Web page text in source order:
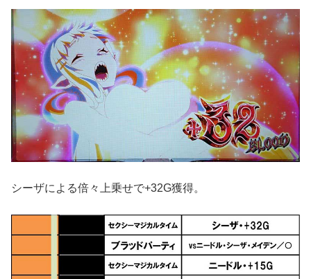
シーザによる倍々上乗せで+32G獲得。